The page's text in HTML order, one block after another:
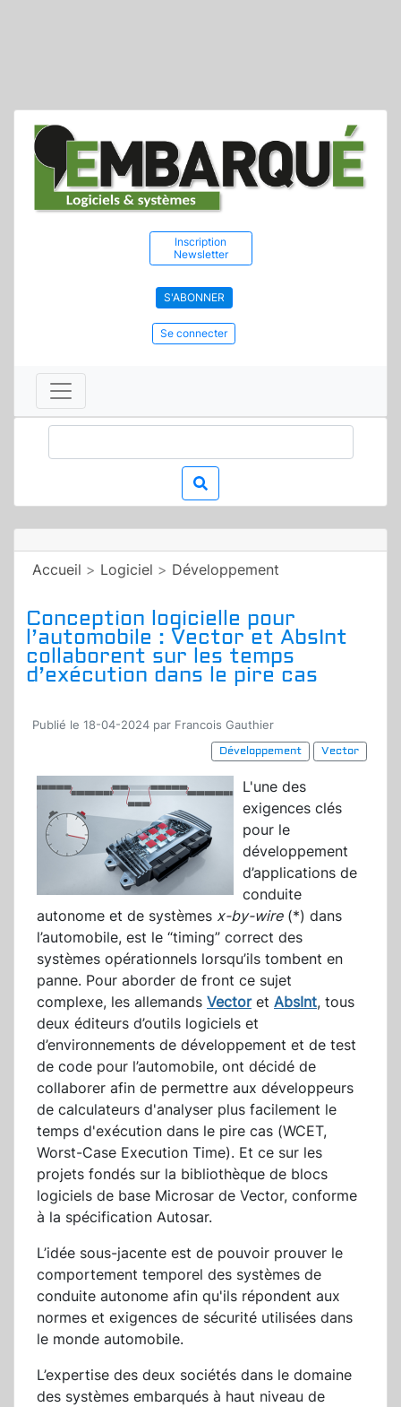
Inscription
Newsletter
S'ABONNER
Se connecter
Accueil > Logiciel > Développement
Conception logicielle pour
l’automobile : Vector et AbsInt
collaborent sur les temps
d’exécution dans le pire cas
Publié le 18-04-2024 par Francois Gauthier
Développement
Vector
L'une des
exigences clés
pour le
développement
d’applications de
conduite
autonome et de systèmes x-by-wire(*) dans
l’automobile, est le “timing” correct des
systèmes opérationnels lorsqu’ils tombent en
panne. Pour aborder de front ce sujet
complexe, les allemands Vectoret AbsInt, tous
deux éditeurs d’outils logiciels et
d’environnements de développement et de test
de code pour l’automobile, ont décidé de
collaborer afin de permettre aux développeurs
de calculateurs d'analyser plus facilement le
temps d'exécution dans le pire cas (WCET,
Worst-Case Execution Time). Et ce sur les
projets fondés sur la bibliothèque de blocs
logiciels de base Microsar de Vector, conforme
à la spécification Autosar.
L’idée sous-jacente est de pouvoir prouver le
comportement temporel des systèmes de
conduite autonome afin qu'ils répondent aux
normes et exigences de sécurité utilisées dans
le monde automobile.
L’expertise des deux sociétés dans le domaine
des systèmes embarqués à haut niveau de